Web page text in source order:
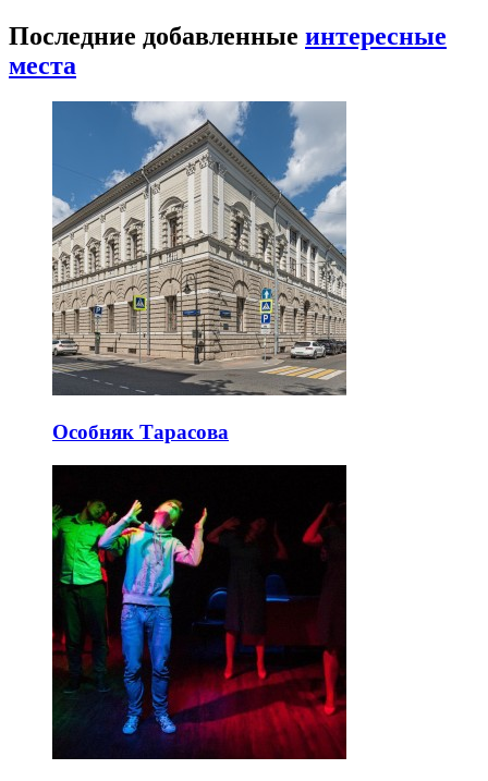
Последние добавленные интересные
места
Особняк Тарасова